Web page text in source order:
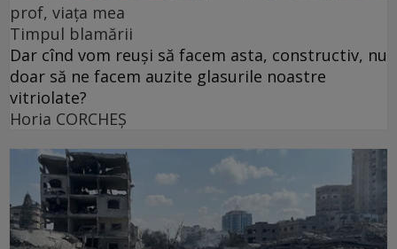
prof, viața mea
Timpul blamării
Dar cînd vom reuși să facem asta, constructiv, nu
doar să ne facem auzite glasurile noastre
vitriolate?
Horia CORCHEŞ